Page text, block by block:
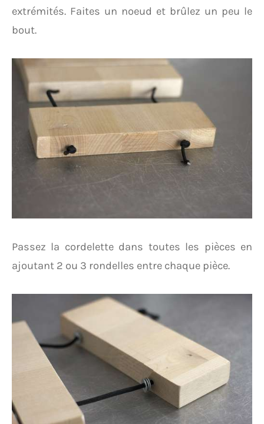
extrémités. Faites un noeud et brûlez un peu le
bout.
Passez la cordelette dans toutes les pièces en
ajoutant 2 ou 3 rondelles entre chaque pièce.